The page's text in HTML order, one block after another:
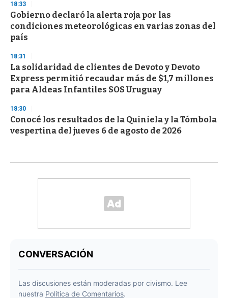
18:33
Gobierno declaró la alerta roja por las
condiciones meteorológicas en varias zonas del
país
18:31
La solidaridad de clientes de Devoto y Devoto
Express permitió recaudar más de $1,7 millones
para Aldeas Infantiles SOS Uruguay
18:30
Conocé los resultados de la Quiniela y la Tómbola
vespertina del jueves 6 de agosto de 2026